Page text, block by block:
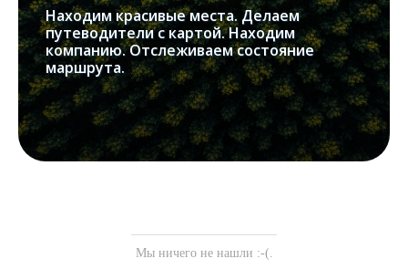
Находим красивые места. Делаем
путеводители с картой. Находим
компанию. Отслеживаем состояние
маршрута.
Мы ничего не нашли :-(.